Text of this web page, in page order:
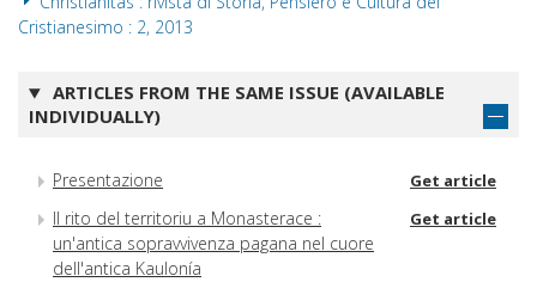
Cristianesimo : 2, 2013
ARTICLES FROM THE SAME ISSUE (AVAILABLE
INDIVIDUALLY)
Presentazione Get article
Il rito del territoriu a Monasterace :
un'antica sopravvivenza pagana nel cuore
dell'antica Kaulonía
Get article